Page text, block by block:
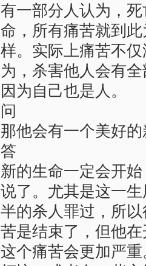
有一部分人认为，
命，所有痛苦就到
样。实际上痛苦不
为，杀害他人会有
因为自己也是人。
问
那他会有一个美好
答
新的生命一定会开
说了。尤其是这一
半的杀人罪过，所
苦是结束了，但他
这个痛苦会更加严